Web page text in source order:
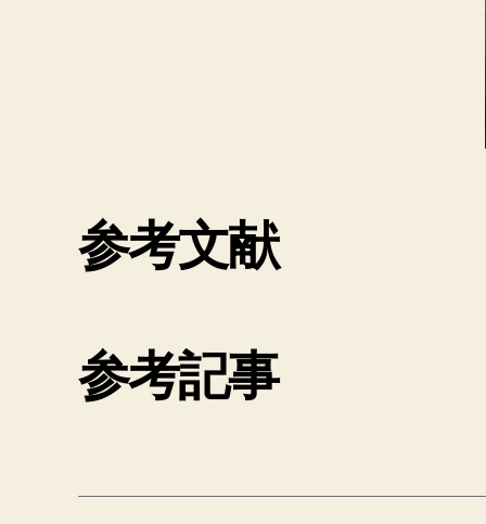
参考文献
参考記事